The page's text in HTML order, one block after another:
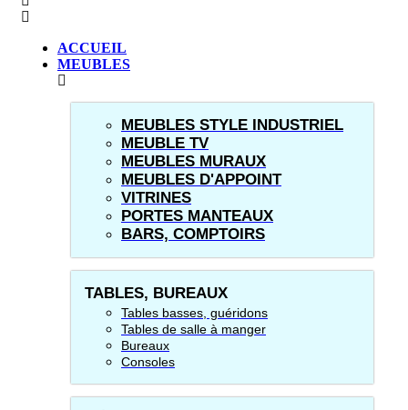
ACCUEIL
MEUBLES
MEUBLES STYLE INDUSTRIEL
MEUBLE TV
MEUBLES MURAUX
MEUBLES D'APPOINT
VITRINES
PORTES MANTEAUX
BARS, COMPTOIRS
TABLES, BUREAUX
Tables basses, guéridons
Tables de salle à manger
Bureaux
Consoles